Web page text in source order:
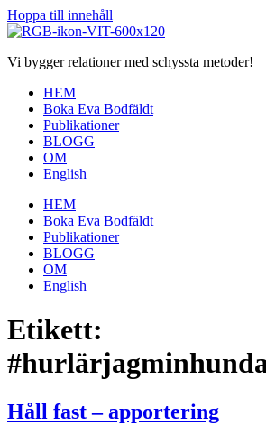
Hoppa till innehåll
Vi bygger relationer med schyssta metoder!
HEM
Boka Eva Bodfäldt
Publikationer
BLOGG
OM
English
HEM
Boka Eva Bodfäldt
Publikationer
BLOGG
OM
English
Etikett:
Håll fast – apportering